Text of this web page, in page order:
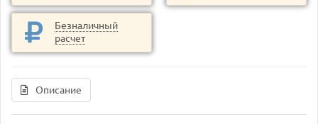
Безналичный
расчет
Описание